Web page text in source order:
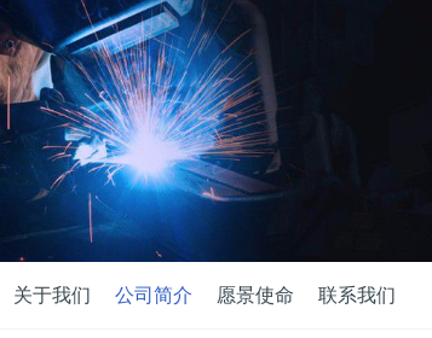
关于我们 公司简介 愿景使命 联系我们